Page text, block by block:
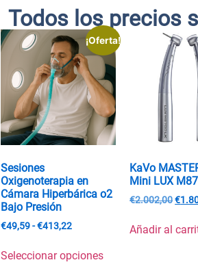
Todos los precios
¡Oferta!
Sesiones
Oxigenoterapia en
Cámara Hiperbárica o2
Bajo Presión
€49,59-€413,22
Seleccionar opciones
KaVo
Mini LUX
€2.002,00€
Añadir al